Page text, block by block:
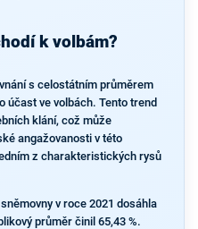
k volbám?
s celostátním průměrem
účast ve volbách. Tento trend
klání, což může
angažovanosti v této
z charakteristických rysů
v roce 2021 dosáhla
průměr činil 65,43 %.